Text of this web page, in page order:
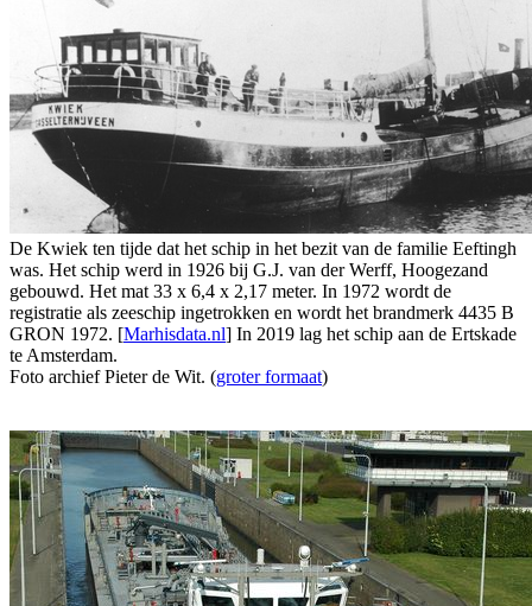
De Kwiek ten tijde dat het schip in het bezit van de familie Eeftingh
was. Het schip werd in 1926 bij G.J. van der Werff, Hoogezand
gebouwd. Het mat 33 x 6,4 x 2,17 meter. In 1972 wordt de
registratie als zeeschip ingetrokken en wordt het brandmerk 4435 B
GRON 1972. [Marhisdata.nl] In 2019 lag het schip aan de Ertskade
te Amsterdam.
Foto archief Pieter de Wit. (groter formaat)